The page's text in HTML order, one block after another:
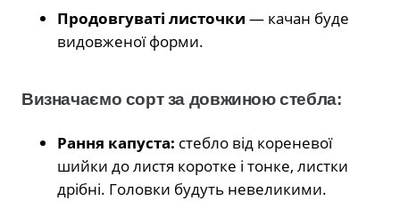
Продовгуваті листочки — качан буде
видовженої форми.
Визначаємо сорт за довжиною стебла:
Рання капуста: стебло від кореневої
шийки до листя коротке і тонке, листки
дрібні. Головки будуть невеликими.